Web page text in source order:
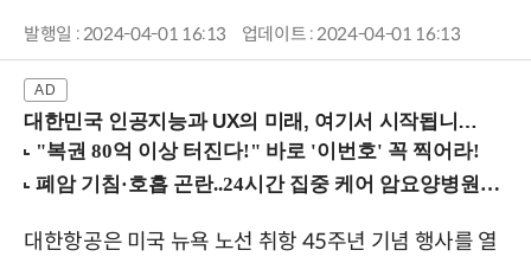
발행일 : 2024-04-01 16:13 업데이트 : 2024-04-01 16:13
대한민국 인공지능과 UX의 미래, 여기서 시작됩니다! (9/2 강남역)
대한항공은 미국 뉴욕 노선 취항 45주년 기념 행사를 열